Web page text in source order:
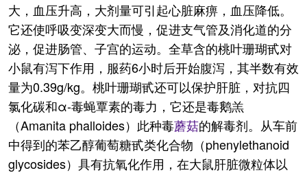
大，血压升高，大剂量可引起心脏麻痹，血压降低。
它还使呼吸变深变大而慢，促进支气管及消化道的分
泌，促进肠管、子宫的运动。全草含的桃叶珊瑚甙对
小鼠有泻下作用，服药6小时后开始腹泻，其半数有效
量为0.39g/kg。桃叶珊瑚甙还可以保护肝脏，对抗四
氯化碳和α-毒蝇覃素的毒力，它还是毒鹅羔
（Amanita phalloides）此种毒蘑菇的解毒剂。从车前
中得到的苯乙醇葡萄糖甙类化合物（phenylethanoid
glycosides）具有抗氧化作用，在大鼠肝脏微粒体以